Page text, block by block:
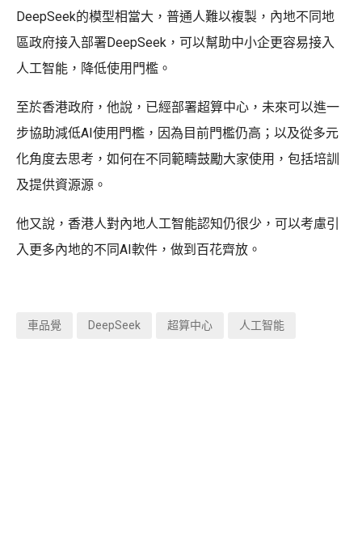
DeepSeek的模型相當大，普通人難以複製，內地不同地
區政府接入部署DeepSeek，可以幫助中小企更容易接入
人工智能，降低使用門檻。
至於香港政府，他說，已經部署超算中心，未來可以進一
步協助減低AI使用門檻，因為目前門檻仍高；以及從多元
化角度去思考，如何在不同範疇鼓勵大家使用，包括培訓
及提供資源源。
他又說，香港人對內地人工智能認知仍很少，可以考慮引
入更多內地的不同AI軟件，做到百花齊放。
車品覺 DeepSeek 超算中心 人工智能